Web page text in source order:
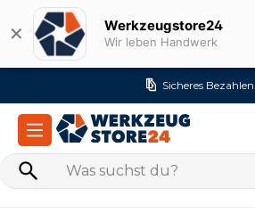
Zum Hauptinhalt springen
✕ Werkzeugstore24
Wir leben Handwerk
Sicheres Bezahlen